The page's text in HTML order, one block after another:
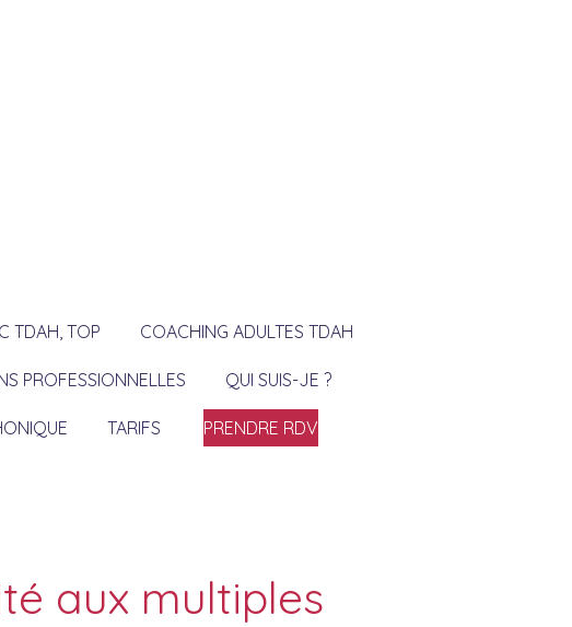
TDAH, TOP COACHING ADULTES TDAH
PROFESSIONNELLES QUI SUIS-JE ?
TARIFS PRENDRE RDV
aux multiples